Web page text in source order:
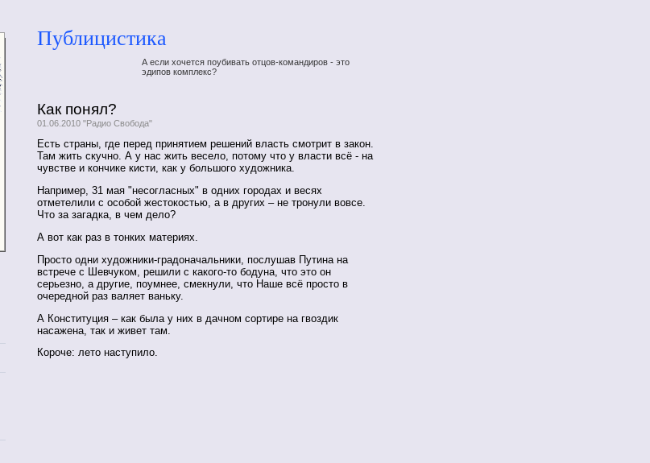
Публицистика
А если хочется поубивать отцов-командиров - это
эдипов комплекс?
Как понял?
01.06.2010 "Радио Свобода"
Есть страны, где перед принятием решений власть смотрит в закон.
Там жить скучно. А у нас жить весело, потому что у власти всё - на
чувстве и кончике кисти, как у большого художника.
Например, 31 мая "несогласных" в одних городах и весях
отметелили с особой жестокостью, а в других – не тронули вовсе.
Что за загадка, в чем дело?
А вот как раз в тонких материях.
Просто одни художники-градоначальники, послушав Путина на
встрече с Шевчуком, решили с какого-то бодуна, что это он
серьезно, а другие, поумнее, смекнули, что Наше всё просто в
очередной раз валяет ваньку.
А Конституция – как была у них в дачном сортире на гвоздик
насажена, так и живет там.
Короче: лето наступило.